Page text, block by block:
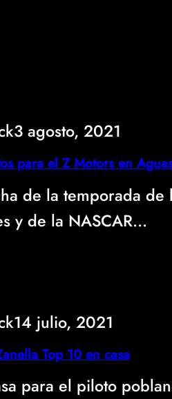
3 agosto, 2021
para el Z Motors en
de la temporada de
y de la NASCAR…
14 julio, 2021
Top 10 en casa
para el piloto